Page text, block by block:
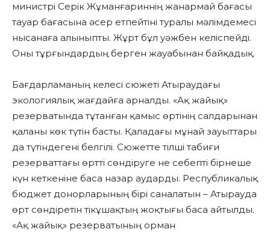
министрі Серік Жұманғариннің жанармай бағасы
тауар бағасына әсер етпейтіні туралы мәлімдемесі
нысанаға алыныпты. Жұрт бұл уәжбен келіспейді.
Оны тұрғындардың берген жауабынан байқадық.
Бағдарламаның келесі сюжеті Атыраудағы
экологиялық жағдайға арналды. «Ақ жайық»
резерватында тұтанған қамыс өртінің салдарынан
қаланы көк түтін басты. Қаладағы мұнай зауыттары
да түтіндегені белгілі. Сюжетте тілші табиғи
резерваттағы өртті сөндіруге не себепті бірнеше
күн кеткеніне баса назар аударды. Республикалық
бюджет донорларының бірі саналатын – Атырауда
өрт сөндіретін тікұшақтың жоқтығы баса айтылды.
«Ақ жайық» резерватының орман